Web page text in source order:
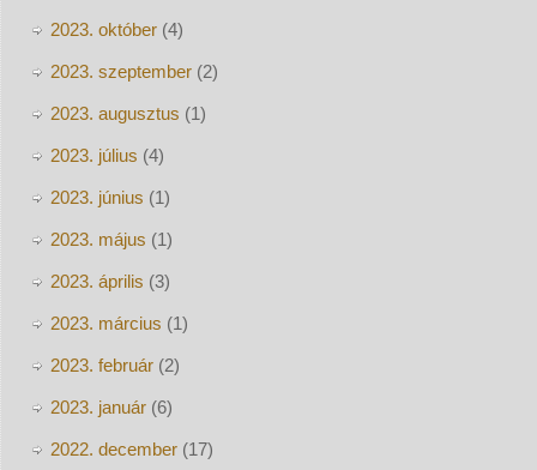
2023. október(4)
2023. szeptember(2)
2023. augusztus (1)
2023. július (4)
2023. június (1)
2023. május (1)
2023. április (3)
2023. március (1)
2023. február(2)
2023. január(6)
2022. december(17)